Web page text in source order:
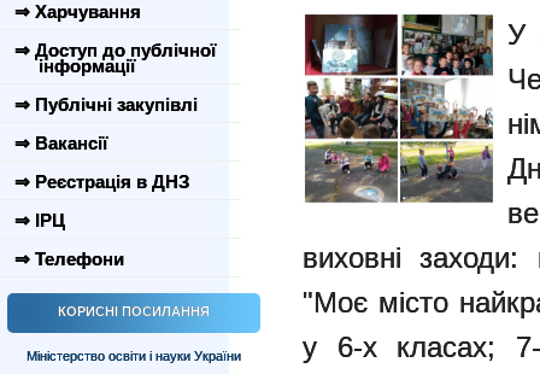
⇒ Харчування
⇒ Доступ до публічної
інформації
⇒ Публічні закупівлі
⇒ Вакансії
⇒ Реєстрація в ДНЗ
⇒ ІРЦ
⇒ Телефони
КОРИСНІ ПОСИЛАННЯ
Міністерство освіти і науки України
У
виховні заходи:
"Моє місто
у 6-х класах; 7-